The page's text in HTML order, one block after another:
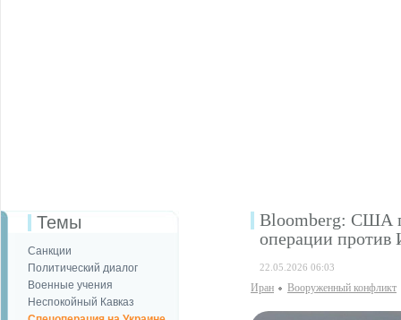
Темы
Санкции
Политический диалог
Военные учения
Неспокойный Кавказ
Bloomberg: США
операции против
22.05.2026 06:03
Иран Вооруженный конфликт